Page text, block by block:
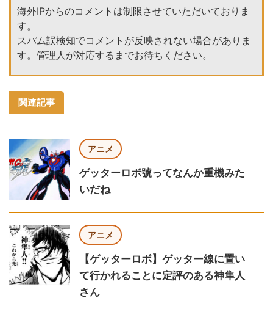
海外IPからのコメントは制限させていただいておりま
す。
スパム誤検知でコメントが反映されない場合がありま
す。管理人が対応するまでお待ちください。
関連記事
アニメ
ゲッターロボ號ってなんか重機みた
いだね
アニメ
【ゲッターロボ】ゲッター線に置い
て行かれることに定評のある神隼人
さん